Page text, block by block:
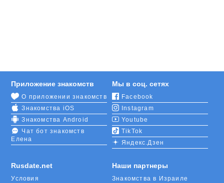
Rusdate.net
Условия
Приложение знакомств
О приложении знакомств
Знакомства iOS
Знакомства Android
Чат бот знакомств
Елена
Мы в соц. сетях
Facebook
Instagram
Youtube
TikTok
Яндекс.Дзен
Наши партнеры
Знакомства в Израиле